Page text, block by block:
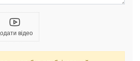
відео